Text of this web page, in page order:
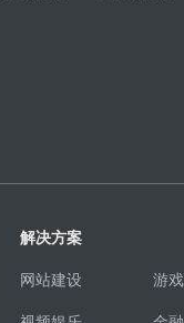
解决方案
网站建设 游